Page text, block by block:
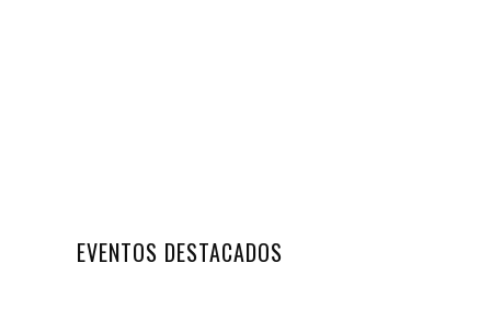
EVENTOS DESTACADOS